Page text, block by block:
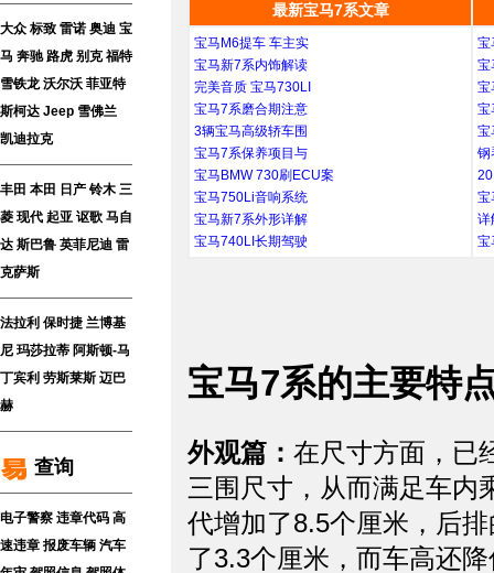
大众 标致 雷诺 奥迪 宝
马 奔驰 路虎 别克 福特
雪铁龙 沃尔沃 菲亚特
斯柯达 Jeep 雪佛兰
凯迪拉克
丰田 本田 日产 铃木 三
菱 现代 起亚 讴歌 马自
达 斯巴鲁 英菲尼迪 雷
克萨斯
法拉利 保时捷 兰博基
尼 玛莎拉蒂 阿斯顿-马
丁宾利 劳斯莱斯 迈巴
赫
查询
电子警察 违章代码 高
速违章 报废车辆 汽车
最新宝马7系文章
宝马M6提车 车主实
宝马新7系内饰解读
完美音质 宝马730LI
宝马7系磨合期注意
3辆宝马高级轿车围
宝马7系保养项目与
宝马BMW 730刷ECU案
宝马750Li音响系统
宝马新7系外形详解
宝马740LI长期驾驶
宝
宝
宝
宝
宝
钢
宝
详
宝
宝马7系的主要特
外观篇： 在尺寸方面，已
三围尺寸，从而满足车内
代增加了8.5个厘米，后
了3.3个厘米，而车高还